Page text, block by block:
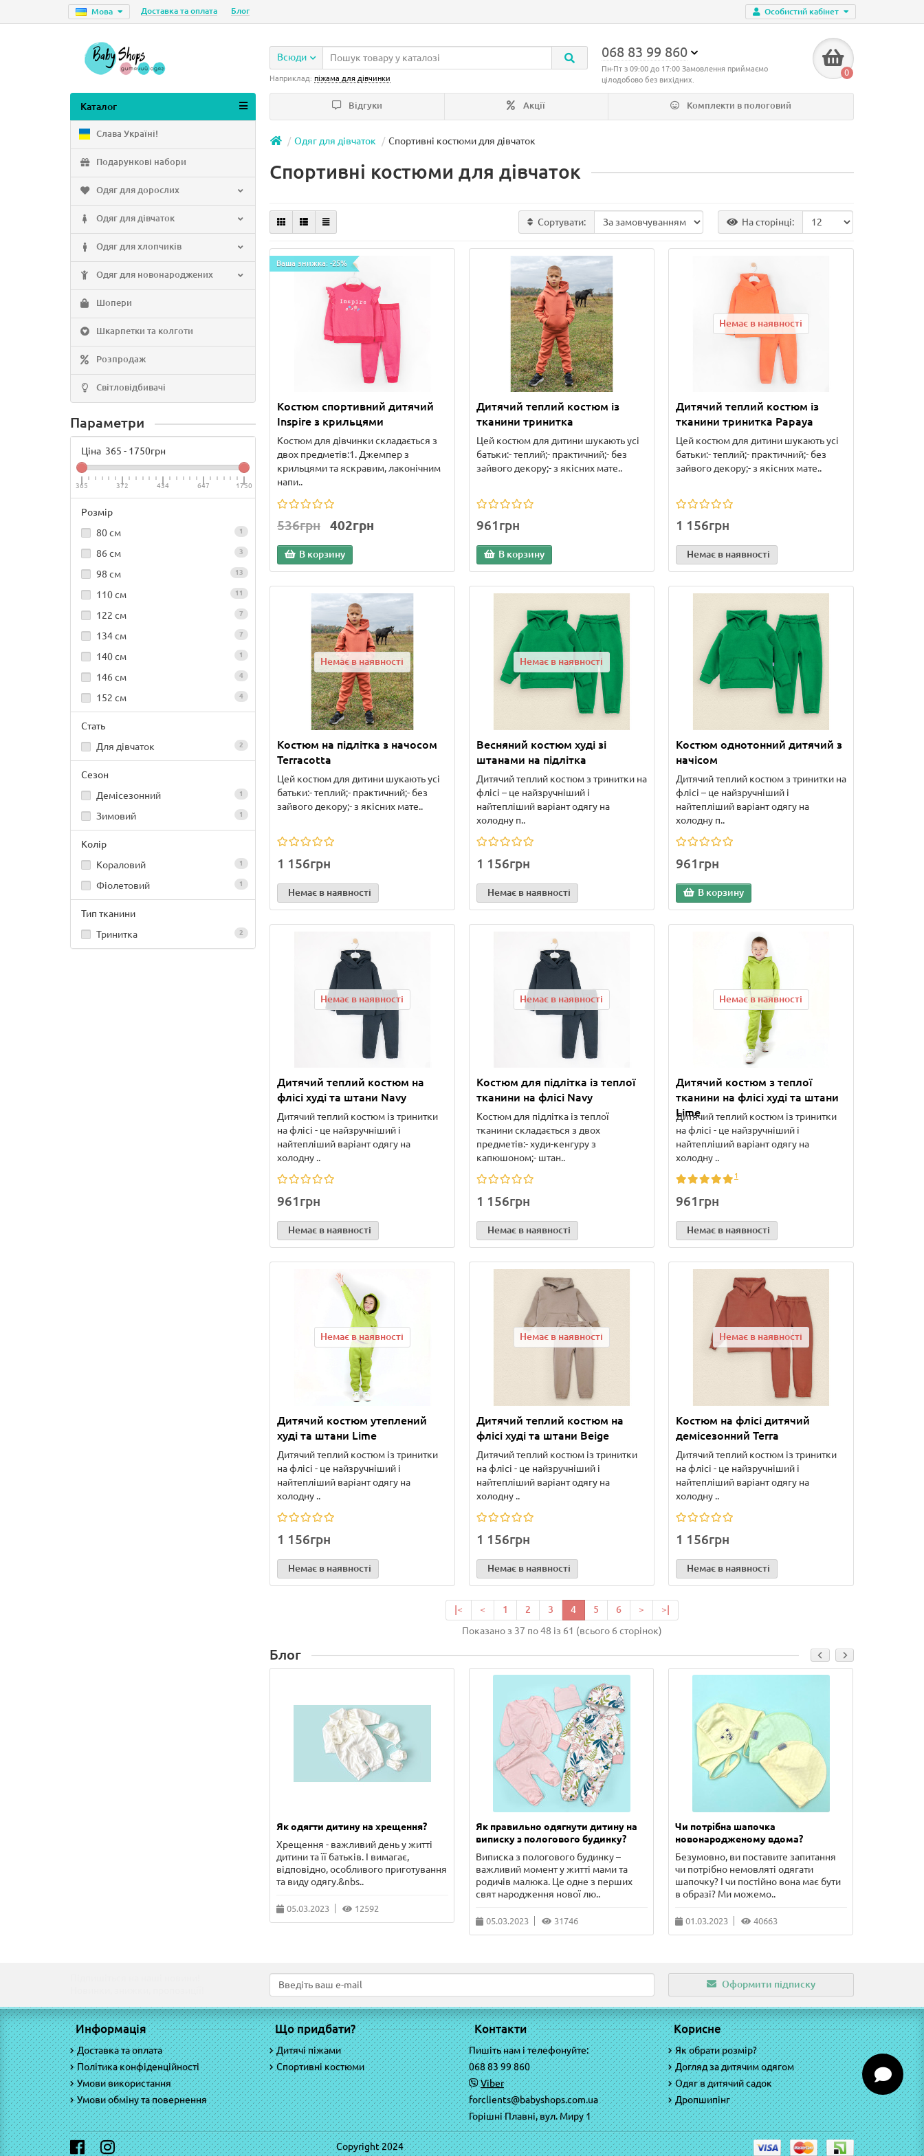
Особистий кабінет
Мова Доставка та оплата Блог
068 83 99 860
Пн-Пт з 09:00 до 17:00 Замовлення приймаємо
цілодобово без вихідних.
0
Всюди
Наприклад: піжама для дівчинки
Відгуки Акції Комплекти в пологовий
Каталог
Слава Україні!
Подарункові набори
Одяг для дорослих
Одяг для дівчаток
Одяг для хлопчиків
Одяг для новонароджених
Шопери
Шкарпетки та колготи
Розпродаж
Світловідбивачі
Одяг для дівчаток Спортивні костюми для дівчаток
Параметри
Ціна 365 - 1750грн
365 372 434 647 1750
Розмір
80 см
1
86 см 3
98 см 13
110 см 11
122 см 7
134 см 7
140 см 1
146 см 4
152 см 4
Стать
Для дівчаток
2
Сезон
Демісезонний
1
Зимовий 1
Колір
Кораловий
1
Фіолетовий 1
Тип тканини
Тринитка
2
Спортивні костюми для дівчаток
Сортувати: На сторінці:
Ваша знижка: -25%
Костюм спортивний дитячий
Inspire з крильцями
Костюм для дівчинки складається з
двох предметів:1. Джемпер з
крильцями та яскравим, лаконічним
напи..
536грн 402грн
В корзину
Дитячий теплий костюм із
тканини тринитка
Цей костюм для дитини шукають усі
батьки:- теплий;- практичний;- без
зайвого декору;- з якісних мате..
961грн
В корзину
Немає в наявності
Дитячий теплий костюм із
тканини тринитка Papaya
Цей костюм для дитини шукають усі
батьки:- теплий;- практичний;- без
зайвого декору;- з якісних мате..
1 156грн
Немає в наявності
Немає в наявності
Костюм на підлітка з начосом
Terracotta
Цей костюм для дитини шукають усі
батьки:- теплий;- практичний;- без
зайвого декору;- з якісних мате..
1 156грн
Немає в наявності
Немає в наявності
Весняний костюм худі зі
штанами на підлітка
Дитячий теплий костюм з тринитки на
флісі – це найзручніший і
найтепліший варіант одягу на
холодну п..
1 156грн
Немає в наявності
Костюм однотонний дитячий з
начісом
Дитячий теплий костюм з тринитки на
флісі – це найзручніший і
найтепліший варіант одягу на
холодну п..
961грн
В корзину
Немає в наявності
Дитячий теплий костюм на
флісі худі та штани Navy
Дитячий теплий костюм із тринитки
на флісі - це найзручніший і
найтепліший варіант одягу на
холодну ..
961грн
Немає в наявності
Немає в наявності
Костюм для підлітка із теплої
тканини на флісі Navy
Костюм для підлітка із теплої
тканини складається з двох
предметів:- худи-кенгуру з
капюшоном;- штан..
1 156грн
Немає в наявності
Немає в наявності
Дитячий костюм з теплої
тканини на флісі худі та штани
Lime
Дитячий теплий костюм із тринитки
на флісі - це найзручніший і
найтепліший варіант одягу на
холодну ..
1
961грн
Немає в наявності
Немає в наявності
Дитячий костюм утеплений
худі та штани Lime
Дитячий теплий костюм із тринитки
на флісі - це найзручніший і
найтепліший варіант одягу на
холодну ..
1 156грн
Немає в наявності
Немає в наявності
Дитячий теплий костюм на
флісі худі та штани Beige
Дитячий теплий костюм із тринитки
на флісі - це найзручніший і
найтепліший варіант одягу на
холодну ..
1 156грн
Немає в наявності
Немає в наявності
Костюм на флісі дитячий
демісезонний Terra
Дитячий теплий костюм із тринитки
на флісі - це найзручніший і
найтепліший варіант одягу на
холодну ..
1 156грн
Немає в наявності
|< < 1 2 3 4 5 6 >
>|
Показано з 37 по 48 із 61 (всього 6 сторінок)
Блог
Як одягти дитину на хрещення?
Хрещення - важливий день у житті
дитини та її батьків. І вимагає,
відповідно, особливого приготування
та виду одягу.&nbs..
05.03.2023 12592
Як правильно одягнути дитину на
виписку з пологового будинку?
Виписка з пологового будинку –
важливий момент у житті мами та
родичів малюка. Це одне з перших
свят народження нової лю..
05.03.2023 31746
Чи потрібна шапочка
новонародженому вдома?
Безумовно, ви поставите запитання
чи потрібно немовляті одягати
шапочку? І чи постійно вона має бути
в образі? Ми можемо..
01.03.2023 40663
Оформити підписку
Информація
Доставка та оплата
Політика конфіденційності
Умови використання
Умови обміну та повернення
Що придбати?
Дитячі піжами
Спортивні костюми
Контакти
Пишіть нам і телефонуйте:
068 83 99 860
Viber
forclients@babyshops.com.ua
Горішні Плавні, вул. Миру 1
Корисне
Як обрати розмір?
Догляд за дитячим одягом
Одяг в дитячий садок
Дропшипінг
Copyright 2024